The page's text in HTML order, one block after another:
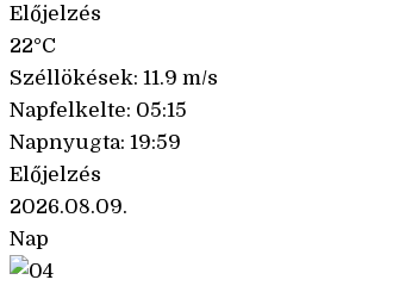
Előjelzés
22°C
Széllökések: 11.9 m/s
Napfelkelte: 05:15
Napnyugta: 19:59
Előjelzés
2026.08.09.
Nap